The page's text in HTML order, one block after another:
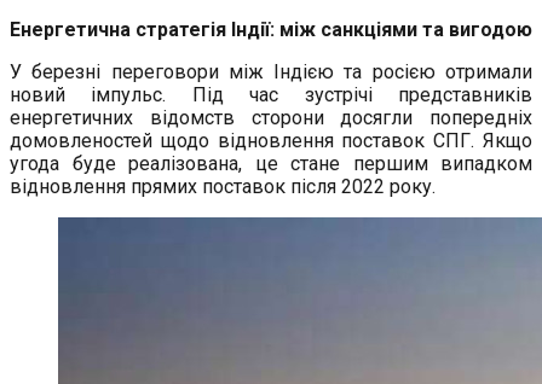
Енергетична стратегія Індії: між санкціями та вигодою
У березні переговори між Індією та росією отримали
новий імпульс. Під час зустрічі представників
енергетичних відомств сторони досягли попередніх
домовленостей щодо відновлення поставок СПГ. Якщо
угода буде реалізована, це стане першим випадком
відновлення прямих поставок після 2022 року.